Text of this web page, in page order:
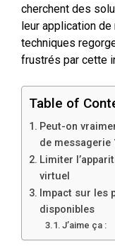
cherchent des
leur application
techniques
frustrés par cette
Table of
Peut-on
de messagerie
Limiter
virtuel
Impact sur les
disponibles
J’aime ça :